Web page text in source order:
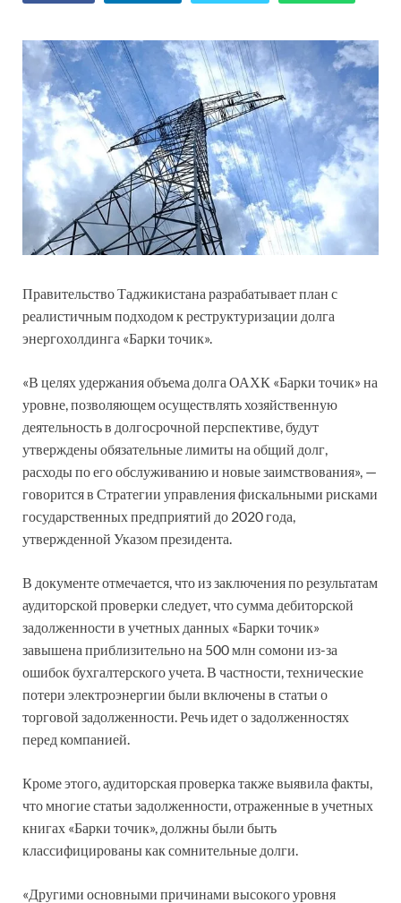
Правительство Таджикистана разрабатывает план с
реалистичным подходом к реструктуризации долга
энергохолдинга «Барки точик».
«В целях удержания объема долга ОАХК «Барки точик» на
уровне, позволяющем осуществлять хозяйственную
деятельность в долгосрочной перспективе, будут
утверждены обязательные лимиты на общий долг,
расходы по его обслуживанию и новые заимствования», —
говорится в Стратегии управления фискальными рисками
государственных предприятий до 2020 года,
утвержденной Указом президента.
В документе отмечается, что из заключения по результатам
аудиторской проверки следует, что сумма дебиторской
задолженности в учетных данных «Барки точик»
завышена приблизительно на 500 млн сомони из-за
ошибок бухгалтерского учета. В частности, технические
потери электроэнергии были включены в статьи о
торговой задолженности. Речь идет о задолженностях
перед компанией.
Кроме этого, аудиторская проверка также выявила факты,
что многие статьи задолженности, отраженные в учетных
книгах «Барки точик», должны были быть
классифицированы как сомнительные долги.
«Другими основными причинами высокого уровня